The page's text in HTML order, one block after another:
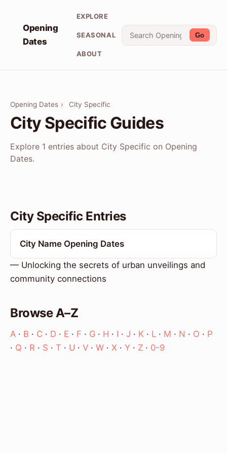
Opening
Dates
EXPLORE
SEASONAL
ABOUT
Go
Opening Dates › City Specific
City Specific Guides
Explore 1 entries about City Specific on Opening
Dates.
City Specific Entries
City Name Opening Dates
— Unlocking the secrets of urban unveilings and
community connections
Browse A–Z
A · B · C · D · E · F · G · H · I · J · K · L · M · N · O · P
· Q · R · S · T · U · V · W · X · Y · Z · 0-9